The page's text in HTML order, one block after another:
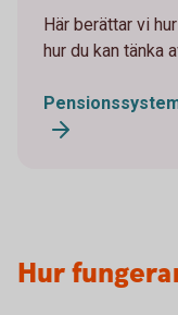
Här berättar vi
hur du kan tänka
Hur